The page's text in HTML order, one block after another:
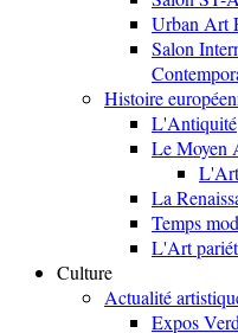
Urban Art
Salon
Histoire
L'Antiquité
Le Moyen
La
Temps
L'Art
Culture
Actualité
Expos